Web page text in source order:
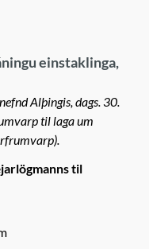
einstaklinga,
Alþingis, dags. 30.
til laga um
til